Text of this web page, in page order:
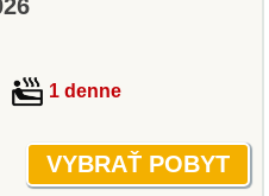
1 denne